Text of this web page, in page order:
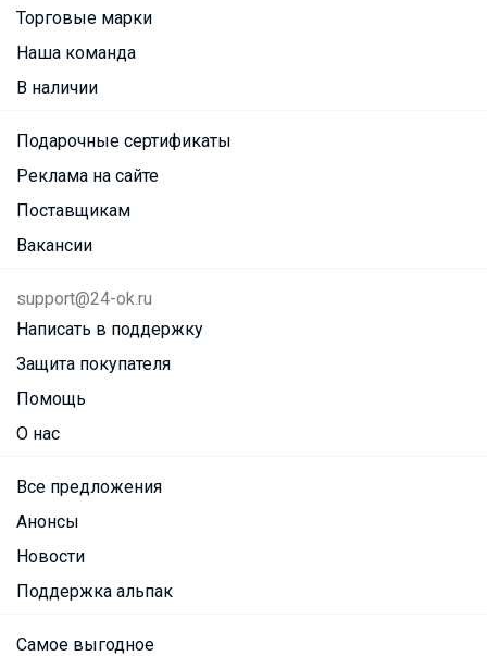
Торговые марки
Наша команда
В наличии
Подарочные сертификаты
Реклама на сайте
Поставщикам
Вакансии
support@24-ok.ru
Написать в поддержку
Защита покупателя
Помощь
О нас
Все предложения
Анонсы
Новости
Поддержка альпак
Самое выгодное